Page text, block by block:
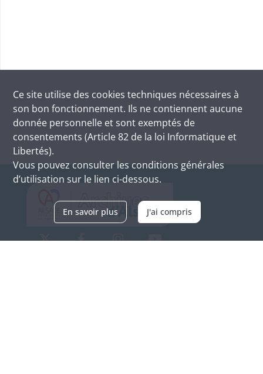
Ce site utilise des cookies techniques nécessaires à
son bon fonctionnement. Ils ne contiennent aucune
donnée personnelle et sont exemptés de
consentements (Article 82 de la loi Informatique et
Libertés).
Vous pouvez consulter les conditions générales
d’utilisation sur le lien ci-dessous.
En savoir plus J'ai compris